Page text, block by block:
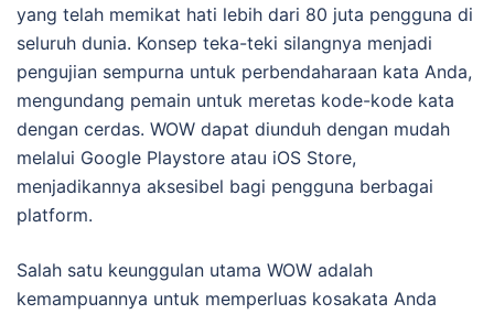
yang telah memikat hati lebih dari 80 juta pengguna di
seluruh dunia. Konsep teka-teki silangnya menjadi
pengujian sempurna untuk perbendaharaan kata Anda,
mengundang pemain untuk meretas kode-kode kata
dengan cerdas. WOW dapat diunduh dengan mudah
melalui Google Playstore atau iOS Store,
menjadikannya aksesibel bagi pengguna berbagai
platform.
Salah satu keunggulan utama WOW adalah
kemampuannya untuk memperluas kosakata Anda